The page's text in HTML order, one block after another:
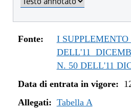
dal 01/01/2016 al 14/12/2016
dal 11/08/2015 al 31/12/2015
dal 21/05/2015 al 10/08/2015
dal 26/02/2015 al 20/05/2015
dal 07/01/2015 al 25/02/2015
dal 06/11/2014 al 19/11/2014
dal 22/05/2014 al 05/11/2014
Fonte:
I
DELL'11
N. 50 DELL'11
Data di entrata in vigore:
Allegati: Tabella A